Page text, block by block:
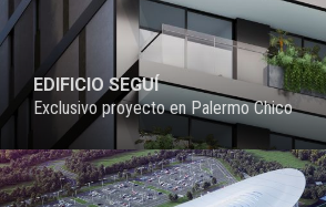
EDIFICIO SEGUÍ
Exclusivo proyecto en Palermo Chico